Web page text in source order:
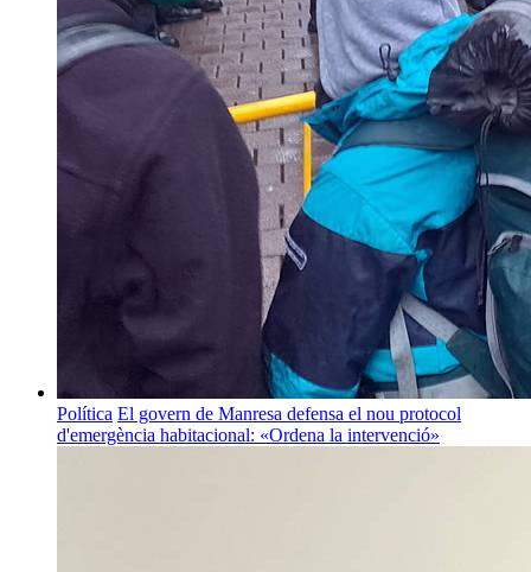
Política El govern de Manresa defensa el nou protocol
d'emergència habitacional: «Ordena la intervenció»